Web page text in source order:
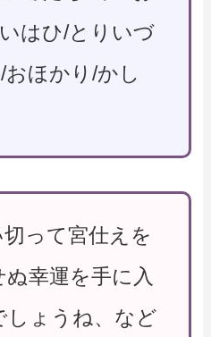
はひ/とりいづ
おほかり/かし
切って宮仕えを
幸運を手に入
しょうね、など